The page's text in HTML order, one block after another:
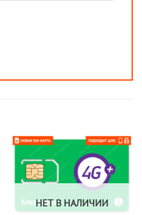
НЕТ В НАЛИЧИИ